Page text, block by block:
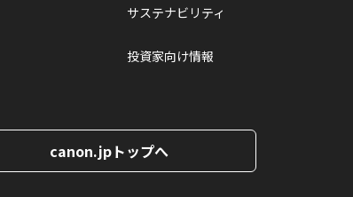
サステナビリティ
投資家向け情報
canon.jpトップへ